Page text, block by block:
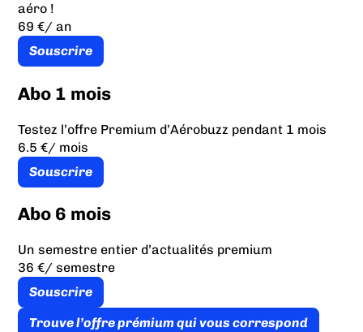
aéro !
69 €/ an
Souscrire
Abo 1 mois
Testez l’offre Premium d’Aérobuzz pendant 1 mois
6.5 €/ mois
Souscrire
Abo 6 mois
Un semestre entier d’actualités premium
36 €/ semestre
Souscrire
Trouve l’offre prémium qui vous correspond